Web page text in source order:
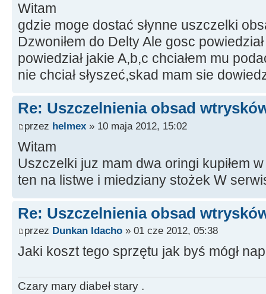
Witam
gdzie moge dostać słynne uszczelki
Dzwoniłem do Delty Ale gosc
powiedział jakie A,b,c chciałem mu
nie chciał słyszeć,skad mam sie
Re: Uszczelnienia obsad
przez helmex » 10 maja 2012, 15:02
Witam
Uszczelki juz mam dwa oringi kupiłem
ten na listwe i miedziany stożek W
Re: Uszczelnienia obsad
przez Dunkan Idacho » 01 cze 2012, 05:38
Jaki koszt tego sprzętu jak byś mógł
Czary mary diabeł stary .